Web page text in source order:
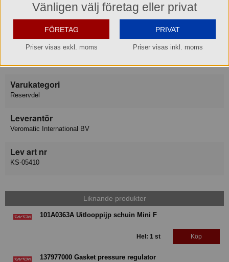
Produktinformation
Varumärke
Varukategori
Reservdel
Leverantör
Veromatic International BV
Lev art nr
KS-05410
Liknande produkter
101A0363A Uitlooppijp schuin Mini F
Hel: 1 st Köp
137977000 Gasket pressure regulator
Vänligen välj företag eller privat
FÖRETAG
Priser visas exkl. moms
PRIVAT
Priser visas inkl. moms